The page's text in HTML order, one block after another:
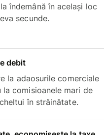
îndemână în același loc
secunde.
debit
la adaosurile comerciale
la comisioanele mari de
în străinătate.